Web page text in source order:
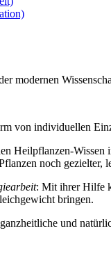
modernen
von individuellen
Heilpflanzen-
noch
: Mit ihrer Hilfe
bringen.
und